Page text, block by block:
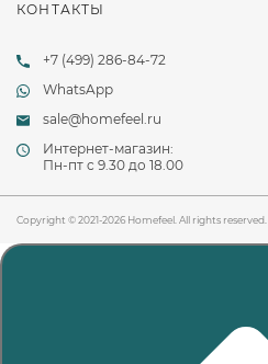
КОНТАКТЫ
+7 (499) 286-84-72
WhatsApp
sale@homefeel.ru
Интернет-магазин:
Пн-пт c 9.30 до 18.00
Copyright © 2021-2026 Homefeel. All rights reserved.